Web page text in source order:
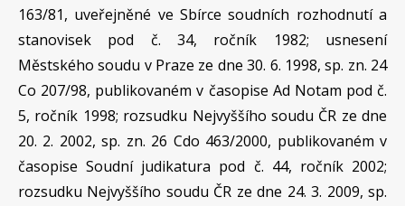
163/81, uveřejněné ve Sbírce soudních rozhodnutí a
stanovisek pod č. 34, ročník 1982; usnesení
Městského soudu v Praze ze dne 30. 6. 1998, sp. zn. 24
Co 207/98, publikovaném v časopise Ad Notam pod č.
5, ročník 1998; rozsudku Nejvyššího soudu ČR ze dne
20. 2. 2002, sp. zn. 26 Cdo 463/2000, publikovaném v
časopise Soudní judikatura pod č. 44, ročník 2002;
rozsudku Nejvyššího soudu ČR ze dne 24. 3. 2009, sp.